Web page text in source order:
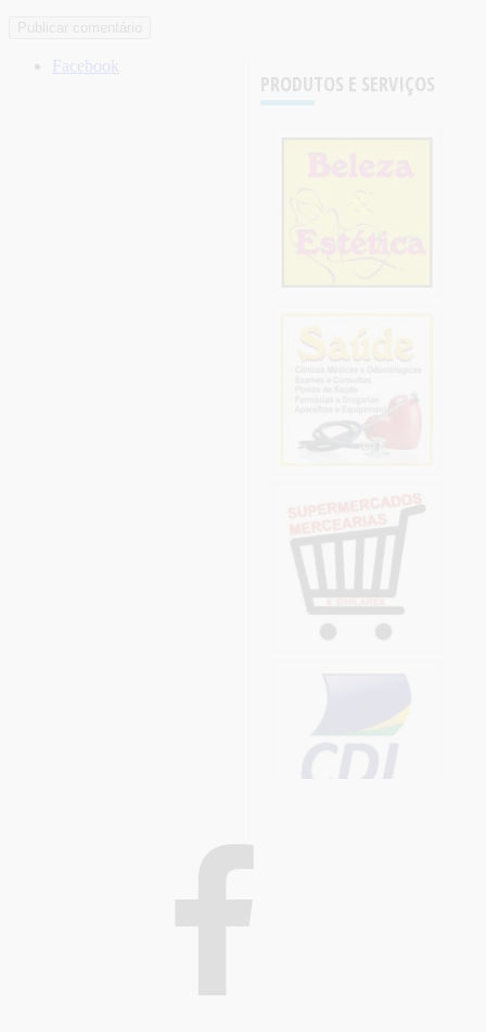
PRODUTOS E SERVIÇOS
Facebook